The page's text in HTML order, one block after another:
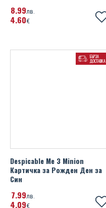
8 99лв.
4 60€
БЪРЗА
ДОСТАВКА
Despicable Me 3 Minion
Картичка за Рожден Ден за
Син
7 99лв.
4 09€